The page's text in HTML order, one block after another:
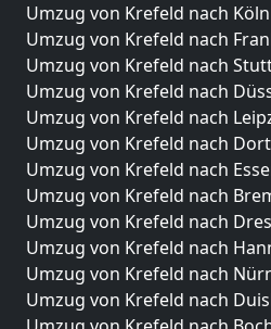
Umzug von Krefeld nach Köln
Umzug von Krefeld nach
Umzug von Krefeld nach
Umzug von Krefeld nach
Umzug von Krefeld nach
Umzug von Krefeld nach
Umzug von Krefeld nach
Umzug von Krefeld nach
Umzug von Krefeld nach
Umzug von Krefeld nach
Umzug von Krefeld nach
Umzug von Krefeld nach